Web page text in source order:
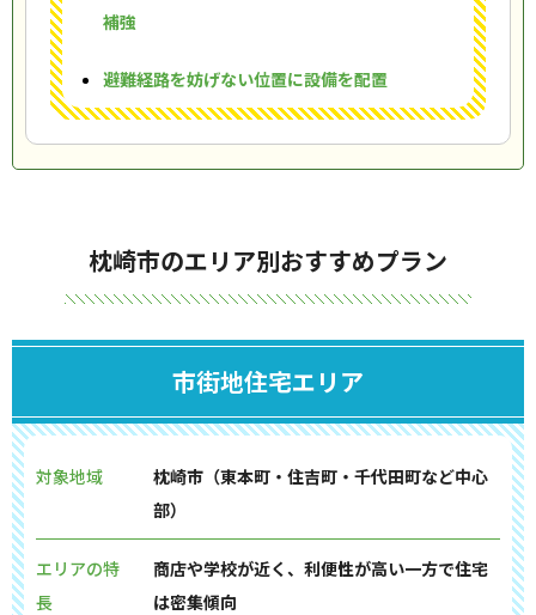
補強
避難経路を妨げない位置に設備を配置
枕崎市のエリア別おすすめプラン
市街地住宅エリア
対象地域
枕崎市（東本町・住吉町・千代田町など中心
部）
エリアの特
長
商店や学校が近く、利便性が高い一方で住宅
は密集傾向